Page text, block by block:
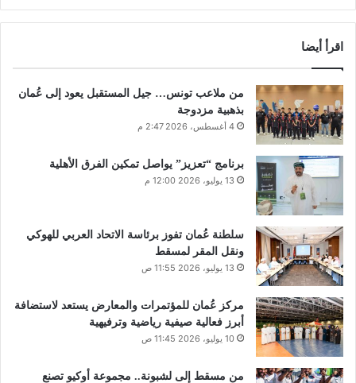
اقرأ أيضا
من ملاعب تونس… جيل المستقبل يعود إلى عُمان
بذهبية مزدوجة
4 أغسطس، 2026 2:47 م
برنامج “تعزيز” يواصل تمكين الفرق الأهلية
13 يوليو، 2026 12:00 م
سلطنة عُمان تفوز برئاسة الاتحاد العربي للهوكي
ونقل المقر لمسقط
13 يوليو، 2026 11:55 ص
مركز عُمان للمؤتمرات والمعارض يستعد لاستضافة
أبرز فعالية صيفية رياضية وترفيهية
10 يوليو، 2026 11:45 ص
من مسقط إلى لشبونة.. مجموعة أوكيو تصنع